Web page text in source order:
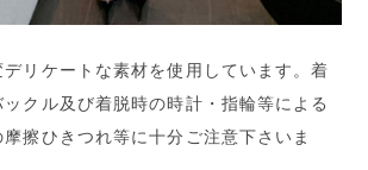
リケートな素材を使用しています。着
クル及び着脱時の時計・指輪等による
擦ひきつれ等に十分ご注意下さいま